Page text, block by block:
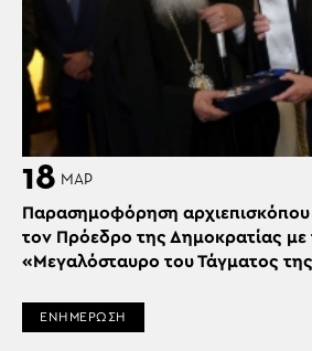
18 ΜΑΡ
Παρασημοφόρηση
τον Πρόεδρο της Δημοκρατίας με
«Μεγαλόσταυρο του Τάγματος της
ΕΝΗΜΕΡΩΣΗ